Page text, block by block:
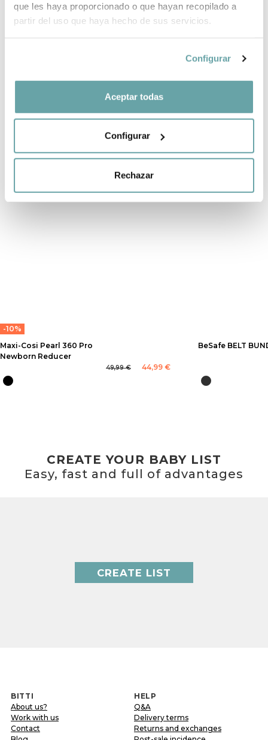
que les haya proporcionado o que hayan recopilado a
partir del uso que haya hecho de sus servicios.
Configurar
Aceptar todas
Configurar
Rechazar
OTHER CUSTOMERS ALSO VIEWED
-10%
Maxi-Cosi Pearl 360 Pro
Newborn Reducer
49,99 € 44,99 €
BeSafe BELT
CREATE YOUR BABY LIST
Easy, fast and full of advantages
CREATE LIST
BITTI
About us?
Work with us
Contact
HELP
Q&A
Delivery terms
Returns and exchanges